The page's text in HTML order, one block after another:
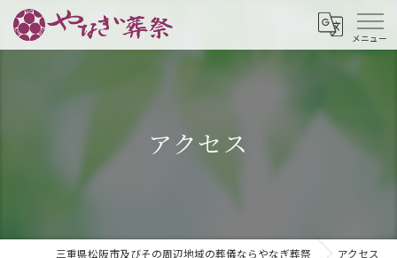
アクセス
三重県松阪市及びその周辺地域の葬儀ならやなぎ葬祭 アクセス